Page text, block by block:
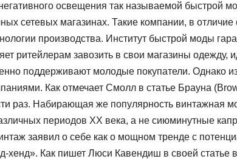
освещения так называемой быстрой
сетевых магазинах. Такие компании, в
производства. Институт быстрой моды
ритейлерам завозить в свои магазины одежду,
поддерживают молодые покупатели. Однако
Как отмечает Смолл в статье Брауна
раз. Набирающая же популярность винтажная
периодов XX века, а не сиюминутные
заявил о себе как о мощном тренде с
хенд». Как пишет Люси Кавендиш в своей статье